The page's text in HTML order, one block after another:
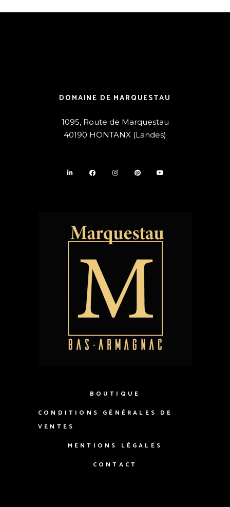
DOMAINE DE MARQUESTAU
1095, Route de Marquestau
40190 HONTANX (Landes)
BOUTIQUE
CONDITIONS GÉNÉRALES DE
VENTES
MENTIONS LÉGALES
CONTACT